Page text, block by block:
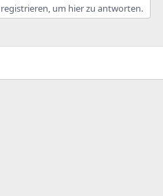
um hier zu antworten.